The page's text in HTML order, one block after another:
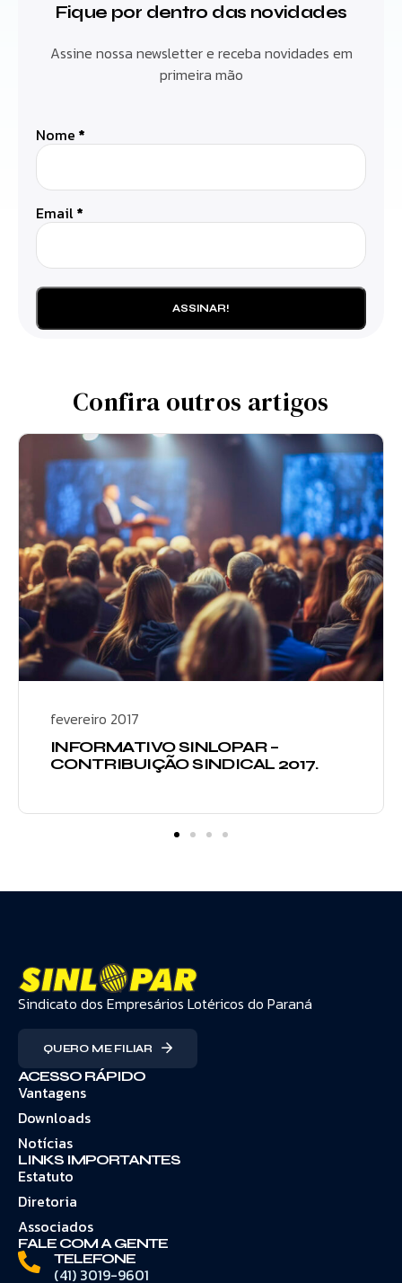
Fique por dentro das novidades
Assine nossa newsletter e receba novidades em
primeira mão
Nome *
Email*
Confira outros artigos
fevereiro 2017
INFORMATIVO SINLOPAR –
CONTRIBUIÇÃO SINDICAL 2017.
Sindicato dos Empresários Lotéricos do Paraná
QUERO ME FILIAR
ACESSO RÁPIDO
Vantagens
Downloads
Notícias
LINKS IMPORTANTES
Estatuto
Diretoria
Associados
FALE COM A GENTE
TELEFONE
(41) 3019-9601